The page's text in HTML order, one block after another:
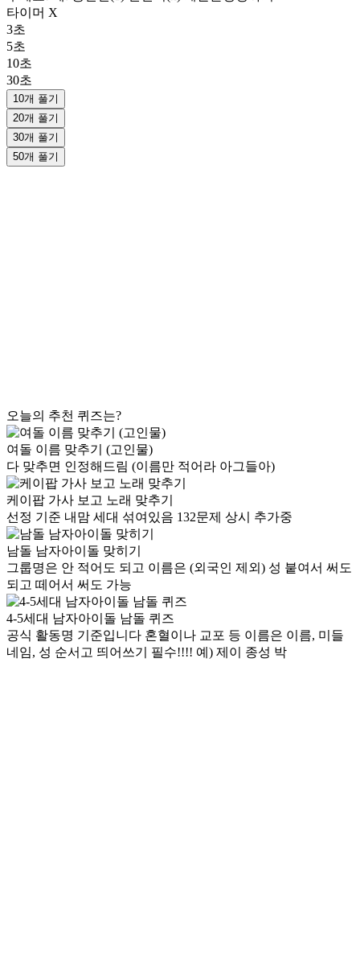
타이머 X
3초
5초
10초
30초
10개 풀기
20개 풀기
30개 풀기
50개 풀기
오늘의 추천 퀴즈는?
여돌 이름 맞추기 (고인물)
다 맞추면 인정해드림 (이름만 적어라 아그들아)
케이팝 가사 보고 노래 맞추기
선정 기준 내맘 세대 섞여있음 132문제 상시 추가중
남돌 남자아이돌 맞히기
그룹명은 안 적어도 되고 이름은 (외국인 제외) 성 붙여서 써도
되고 떼어서 써도 가능
4-5세대 남자아이돌 남돌 퀴즈
공식 활동명 기준입니다 혼혈이나 교포 등 이름은 이름, 미들
네임, 성 순서고 띄어쓰기 필수!!!! 예) 제이 종성 박